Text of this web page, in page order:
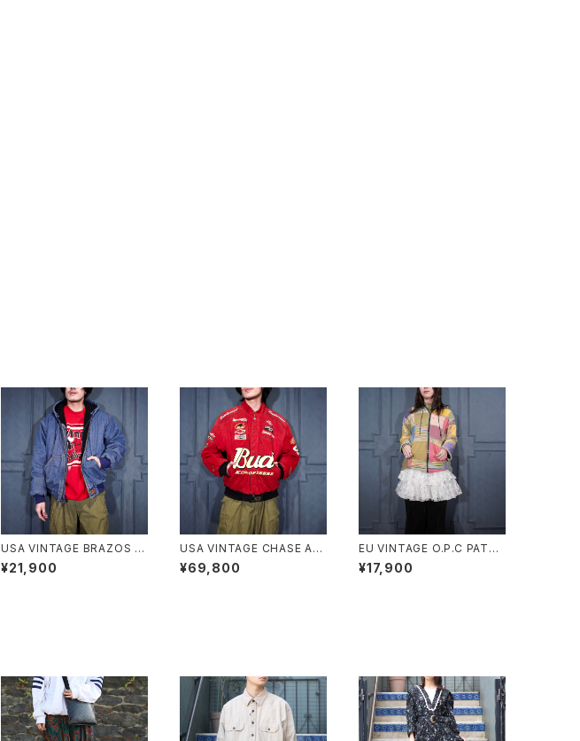
USA VINTAGE BRAZOS D
ENIM HOODIE ZIP UP BL
OUSON/アメリカ古着デニム
¥21,900
USA VINTAGE CHASE AU
THENTICS JH DESIGN G
ROUP JEFF HAMILTON B
¥69,800
EU VINTAGE O.P.C PATC
HWORK DESIGN HOODIE
BLOUSON MADE IN NEPA
¥17,900